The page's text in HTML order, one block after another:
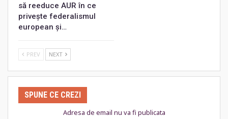
să reeduce AUR în ce
privește federalismul
european și…
PREV NEXT
SPUNE CE CREZI
Adresa de email nu va fi publicata